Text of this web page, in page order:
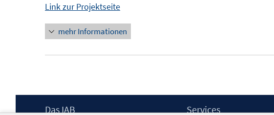
Link zur Projektseite
mehr Informationen
Footer
Das IAB Services